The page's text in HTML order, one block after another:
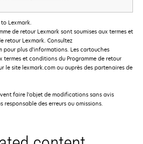
Lexmark.
de retour Lexmark sont soumises aux termes et
retour Lexmark. Consultez
pour plus d'informations. Les cartouches
termes et conditions du Programme de retour
le site lexmark.com ou auprès des partenaires de
faire l'objet de modifications sans avis
responsable des erreurs ou omissions.